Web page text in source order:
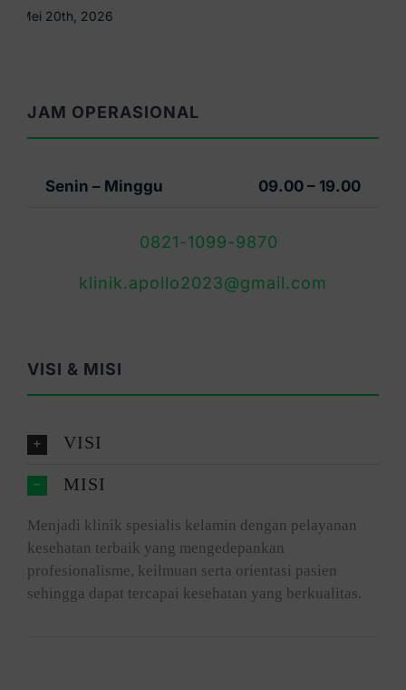
Mei 16th, 2026
JAM OPERASIONAL
Senin – Minggu 09.00 – 19.00
0821-1099-9870
klinik.apollo2023@gmail.com
VISI & MISI
VISI
MISI
Menjadi klinik spesialis kelamin dengan pelayanan
kesehatan terbaik yang mengedepankan
profesionalisme, keilmuan serta orientasi pasien
sehingga dapat tercapai kesehatan yang berkualitas.